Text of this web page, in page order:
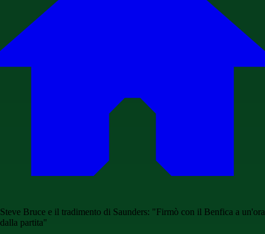
Steve Bruce e il tradimento di Saunders: "Firmò con il Benfica a un'ora
dalla partita"